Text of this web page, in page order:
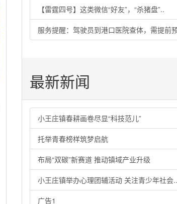
【雷霆四号】这类微信“好友”，“杀猪盘”..
服务提醒：驾驶员到港口医院查体，需提前
最新新闻
小王庄镇春耕画卷尽显“科技范儿”
托举青春榜样筑梦启航
布局“双碳”新赛道 推动镇域产业升级
小王庄镇举办心理团辅活动 关注青少年社会..
广告1